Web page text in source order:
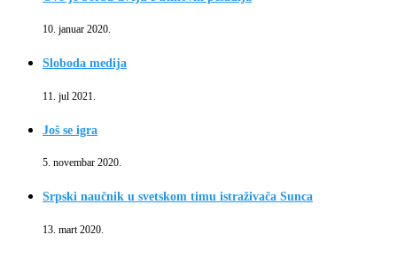
10. januar 2020.
Sloboda medija
11. jul 2021.
Još se igra
5. novembar 2020.
Srpski naučnik u svetskom timu istraživača Sunca
13. mart 2020.